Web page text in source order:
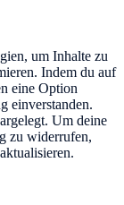
um Inhalte zu
Indem du auf
eine Option
einverstanden.
Um deine
zu widerrufen,